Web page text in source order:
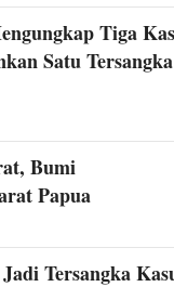
Tiga
Satu Tersangka
Bumi
Papua
Tersangka